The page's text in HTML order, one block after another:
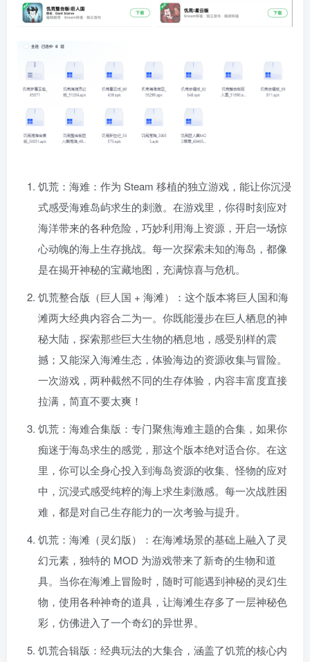
饥荒：海难：作为 Steam 移植的独立游戏，能让你沉浸
式感受海难岛屿求生的刺激。在游戏里，你得时刻应对
海洋带来的各种危险，巧妙利用海上资源，开启一场惊
心动魄的海上生存挑战。每一次探索未知的海岛，都像
是在揭开神秘的宝藏地图，充满惊喜与危机。
饥荒整合版（巨人国 + 海滩）：这个版本将巨人国和海
滩两大经典内容合二为一。你既能漫步在巨人栖息的神
秘大陆，探索那些巨大生物的栖息地，感受别样的震
撼；又能深入海滩生态，体验海边的资源收集与冒险。
一次游戏，两种截然不同的生存体验，内容丰富度直接
拉满，简直不要太爽！
饥荒：海难合集版：专门聚焦海难主题的合集，如果你
痴迷于海岛求生的感觉，那这个版本绝对适合你。在这
里，你可以全身心投入到海岛资源的收集、怪物的应对
中，沉浸式感受纯粹的海上求生刺激感。每一次战胜困
难，都是对自己生存能力的一次考验与提升。
饥荒：海滩（灵幻版）：在海滩场景的基础上融入了灵
幻元素，独特的 MOD 为游戏带来了新奇的生物和道
具。当你在海滩上冒险时，随时可能遇到神秘的灵幻生
物，使用各种神奇的道具，让海滩生存多了一层神秘色
彩，仿佛进入了一个奇幻的异世界。
饥荒合辑版：经典玩法的大集合，涵盖了饥荒的核心内